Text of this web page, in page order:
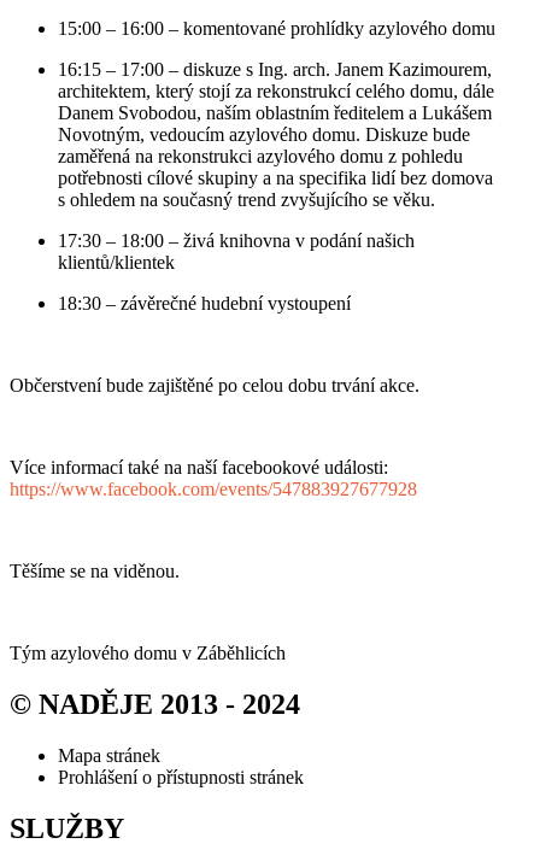
15:00 – 16:00 – komentované prohlídky azylového domu
16:15 – 17:00 – diskuze s Ing. arch. Janem Kazimourem,
architektem, který stojí za rekonstrukcí celého domu, dále
Danem Svobodou, naším oblastním ředitelem a Lukášem
Novotným, vedoucím azylového domu. Diskuze bude
zaměřená na rekonstrukci azylového domu z pohledu
potřebnosti cílové skupiny a na specifika lidí bez domova
s ohledem na současný trend zvyšujícího se věku.
17:30 – 18:00 – živá knihovna v podání našich
klientů/klientek
18:30 – závěrečné hudební vystoupení
Občerstvení bude zajištěné po celou dobu trvání akce.
Více informací také na naší facebookové události:
https://www.facebook.com/events/547883927677928
Těšíme se na viděnou.
Tým azylového domu v Záběhlicích
© NADĚJE 2013 - 2024
Mapa stránek
Prohlášení o přístupnosti stránek
SLUŽBY